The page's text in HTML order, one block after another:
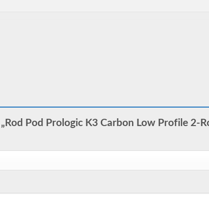
„Rod Pod Prologic K3 Carbon Low Profile 2-